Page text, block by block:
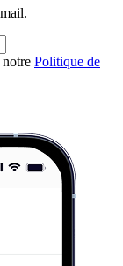
notre Politique de